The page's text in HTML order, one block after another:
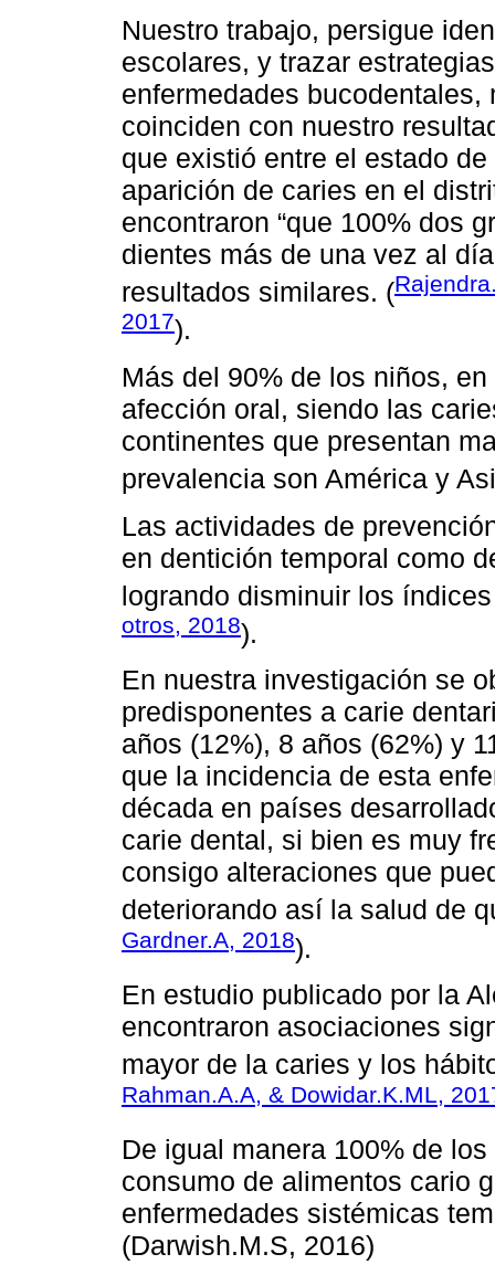
Nuestro trabajo, persigue
escolares, y trazar
enfermedades
coinciden con nuestro
que existió entre el estado
aparición de caries en el
encontraron “que 100% dos
dientes más de una vez al
resultados similares. (
2017).
Más del 90% de los niños,
afección oral, siendo las
continentes que presentan
prevalencia son América y
Las actividades de
en dentición temporal como
logrando disminuir los
otros, 2018).
En nuestra investigación se
predisponentes a carie
años (12%), 8 años (62%) y
que la incidencia de esta
década en países
carie dental, si bien es muy
consigo alteraciones que
deteriorando así la salud de
Gardner.A, 2018).
En estudio publicado por la
encontraron asociaciones
mayor de la caries y los
Rahman.A.A, & Dowidar.K.ML,
De igual manera 100% de
consumo de alimentos cario
enfermedades sistémicas
(Darwish.M.S, 2016)